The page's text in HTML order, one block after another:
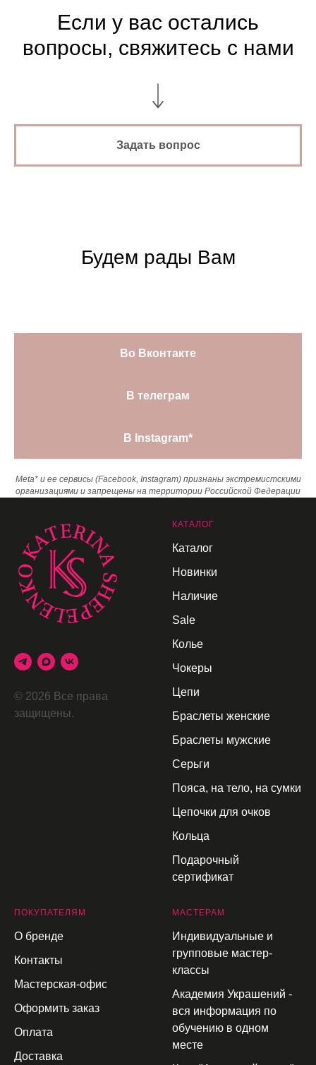
Если у вас остались
вопросы, свяжитесь с нами
Задать вопрос
Будем рады Вам
Во Вконтакте
В телеграм
В Instagram*
Meta* и ее сервисы (Facebook, Instagram) признаны экстремистскими
организациями и запрещены на территории Российской Федерации
© 2026 Все права
защищены.
КАТАЛОГ
Каталог
Новинки
Наличие
Sale
Колье
Чокеры
Цепи
Браслеты женские
Браслеты мужские
Серьги
Пояса, на тело, на сумки
Цепочки для очков
Кольца
Подарочный
сертификат
П ОКУПАТЕЛЯМ
О бренде
Контакты
Мастерская-офис
Оформить заказ
Оплата
Доставка
МАСТЕРАМ
Индивидуальные и
групповые мастер-
классы
Академия Украшений -
вся информация по
обучению в одном
месте